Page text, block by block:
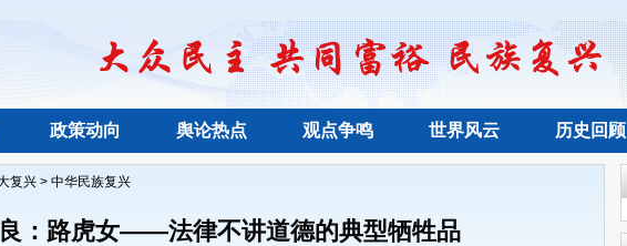
政策动向 舆论热点 观点争鸣 世界风云 历史回顾
复兴 > 中华民族复兴
：路虎女——法律不讲道德的典型牺牲品